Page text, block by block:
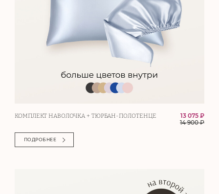
КОМПЛЕКТ НАВОЛОЧКА + ТЮРБАН-ПОЛОТЕНЦЕ
13 075 ₽
14 900₽
ПОДРОБНЕЕ